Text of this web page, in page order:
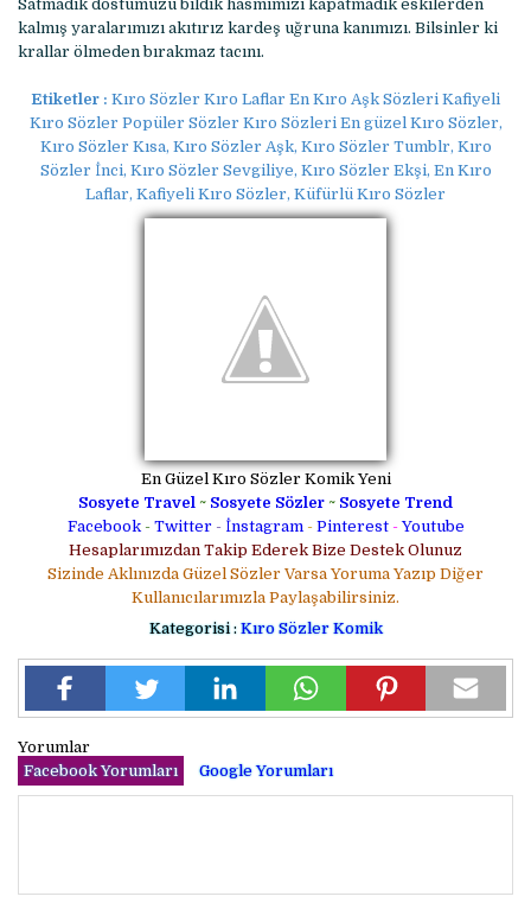
Satmadık dostumuzu bildik hasmımızı kapatmadık eskilerden
kalmış yaralarımızı akıtırız kardeş uğruna kanımızı. Bilsinler ki
krallar ölmeden bırakmaz tacını.
Etiketler : Kıro Sözler Kıro Laflar En Kıro Aşk Sözleri Kafiyeli
Kıro Sözler Popüler Sözler Kıro Sözleri En güzel Kıro Sözler,
Kıro Sözler Kısa, Kıro Sözler Aşk, Kıro Sözler Tumblr, Kıro
Sözler İnci, Kıro Sözler Sevgiliye, Kıro Sözler Ekşi, En Kıro
Laflar, Kafiyeli Kıro Sözler, Küfürlü Kıro Sözler
En Güzel Kıro Sözler Komik Yeni
Sosyete Travel ~ Sosyete Sözler ~ Sosyete Trend
Facebook- Twitter - İnstagram- Pinterest- Youtube
Hesaplarımızdan Takip Ederek Bize Destek Olunuz
Sizinde Aklınızda Güzel Sözler Varsa Yoruma Yazıp Diğer
Kullanıcılarımızla Paylaşabilirsiniz.
Kategorisi : Kıro Sözler Komik
Yorumlar
Facebook Yorumları
Google Yorumları